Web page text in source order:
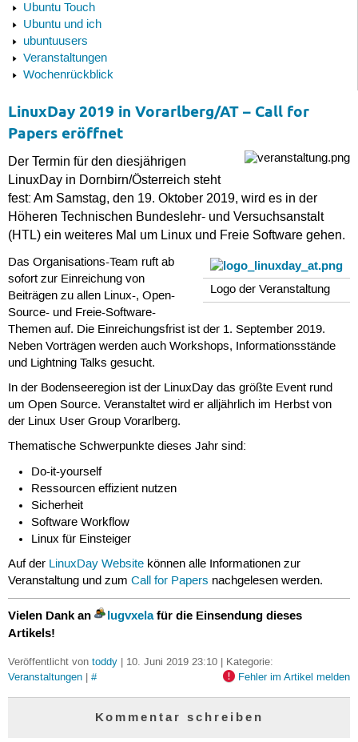
Ubuntu Touch
Ubuntu und ich
ubuntuusers
Veranstaltungen
Wochenrückblick
LinuxDay 2019 in Vorarlberg/AT – Call for
Papers eröffnet
Der Termin für den diesjährigen
LinuxDay in Dornbirn/Österreich steht
fest: Am Samstag, den 19. Oktober 2019, wird es in der
Höheren Technischen Bundeslehr- und Versuchsanstalt
(HTL) ein weiteres Mal um Linux und Freie Software gehen.
Logo der Veranstaltung
Das Organisations-Team ruft ab
sofort zur Einreichung von
Beiträgen zu allen Linux-, Open-
Source- und Freie-Software-
Themen auf. Die Einreichungsfrist ist der 1. September 2019.
Neben Vorträgen werden auch Workshops, Informationsstände
und Lightning Talks gesucht.
In der Bodenseeregion ist der LinuxDay das größte Event rund
um Open Source. Veranstaltet wird er alljährlich im Herbst von
der Linux User Group Vorarlberg.
Thematische Schwerpunkte dieses Jahr sind:
Do-it-yourself
Ressourcen effizient nutzen
Sicherheit
Software Workflow
Linux für Einsteiger
Auf der LinuxDay Websitekönnen alle Informationen zur
Veranstaltung und zum Call for Papers nachgelesen werden.
Vielen Dank an lugvxelafür die Einsendung dieses
Artikels!
Veröffentlicht von toddy| 10. Juni 2019 23:10 | Kategorie:
Veranstaltungen| # Fehler im Artikel melden
Kommentar schreiben